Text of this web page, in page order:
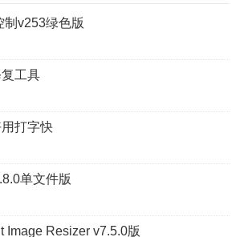
制v253绿色版
工具
打字快
单文件版
Image Resizer v7.5.0版